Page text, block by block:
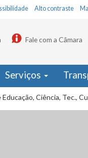
Alto contraste
Fale com a Câmara
Serviços
Ciência, Tec.,